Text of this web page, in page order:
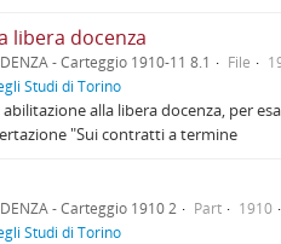
libera docenza
- Carteggio 1910-11 8.1 File
Studi di Torino
alla libera docenza, per
"Sui contratti a termine
- Carteggio 1910 2 Part
1910
Studi di Torino